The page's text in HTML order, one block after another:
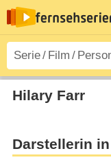
Hilary Farr
Darstellerin